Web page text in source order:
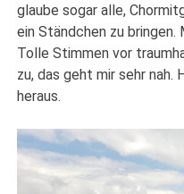
glaube sogar alle,
ein Ständchen zu
Tolle Stimmen vor
zu, das geht mir sehr nah.
heraus.